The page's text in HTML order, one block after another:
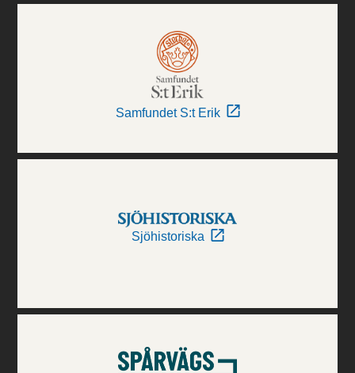
Samfundet S:t Erik
Sjöhistoriska